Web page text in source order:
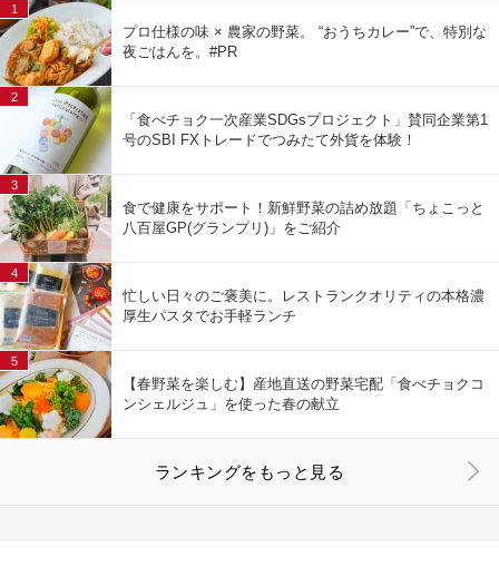
プロ仕様の味 × 農家の野菜。 “おうちカレー”で、特別な
夜ごはんを。#PR
1
「食べチョク一次産業SDGsプロジェクト」賛同企業第1
号のSBI FXトレードでつみたて外貨を体験！
2
食で健康をサポート！新鮮野菜の詰め放題「ちょこっと
八百屋GP(グランプリ)」をご紹介
3
忙しい日々のご褒美に。レストランクオリティの本格濃
厚生パスタでお手軽ランチ
4
【春野菜を楽しむ】産地直送の野菜宅配「食べチョクコ
ンシェルジュ」を使った春の献立
5
ランキングをもっと見る